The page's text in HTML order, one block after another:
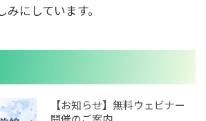
にしています。
【お知らせ】無料ウェビナー